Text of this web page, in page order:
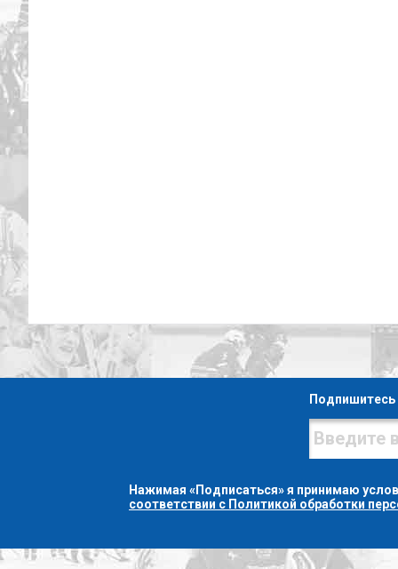
Нажимая «Подписаться» я принимаю
соответствии с Политикой обработки